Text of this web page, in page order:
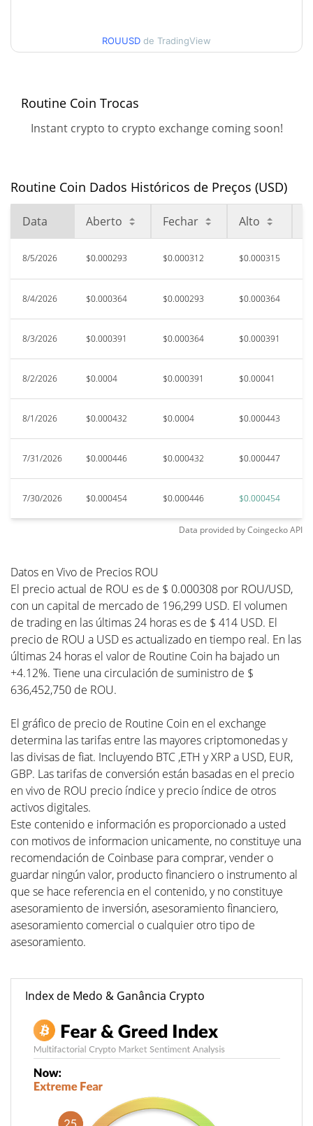
Semana Alta
$0.00045430182
tempos
Feb 5, 2026 (6 meses atrás)
94.59%
Baixa de todos os tempos
Nov 29, 2025 (8 meses atrás)
$0.00007891
290.85%
ROUUSD de TradingView
Routine Coin Trocas
Instant crypto to crypto exchange coming soon!
Routine Coin Dados Históricos de Preços (USD)
Data Aberto Fechar Alto
8/5/2026 $0.000293 $0.000312 $0.000315
8/4/2026 $0.000364 $0.000293 $0.000364
8/3/2026 $0.000391 $0.000364 $0.000391
8/2/2026 $0.0004 $0.000391 $0.00041
8/1/2026 $0.000432 $0.0004 $0.000443
7/31/2026 $0.000446 $0.000432 $0.000447
7/30/2026 $0.000454 $0.000446 $0.000454
Data provided byCoingeckoAPI
Datos en Vivo de Precios ROU
El precio actual de ROU es de $ 0.000308 por ROU/USD,
con un capital de mercado de 196,299 USD. El volumen
de trading en las últimas 24 horas es de $ 414 USD. El
precio de ROU a USD es actualizado en tiempo real. En las
últimas 24 horas el valor de Routine Coin ha bajado un
+4.12%. Tiene una circulación de suministro de $
636,452,750 de ROU.
El gráfico de precio de Routine Coin en el exchange
determina las tarifas entre las mayores criptomonedas y
las divisas de fiat. Incluyendo BTC ,ETH y XRP a USD, EUR,
GBP. Las tarifas de conversión están basadas en el precio
en vivo de ROU precio índice y precio índice de otros
activos digitales.
Este contenido e información es proporcionado a usted
con motivos de informacion unicamente, no constituye una
recomendación de Coinbase para comprar, vender o
guardar ningún valor, producto financiero o instrumento al
que se hace referencia en el contenido, y no constituye
asesoramiento de inversión, asesoramiento financiero,
asesoramiento comercial o cualquier otro tipo de
asesoramiento.
Index de Medo & Ganância Crypto